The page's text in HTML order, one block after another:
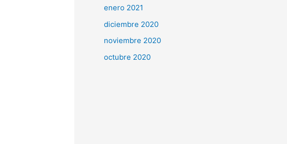
enero 2021
diciembre 2020
noviembre 2020
octubre 2020